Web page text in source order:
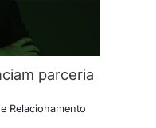
parceria
Relacionamento